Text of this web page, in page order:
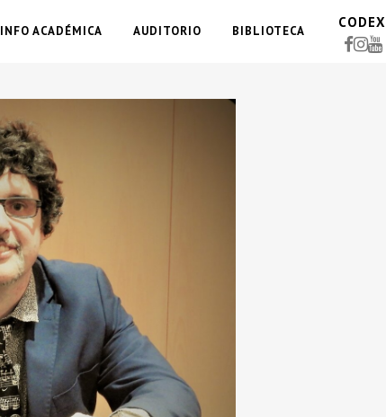
INFO ACADÉMICA AUDITORIO BIBLIOTECA
CODEX